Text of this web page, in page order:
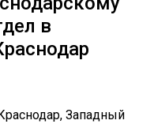
в
Западный